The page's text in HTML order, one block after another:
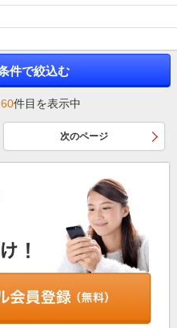
件で絞込む
件目を表示中
次のページ